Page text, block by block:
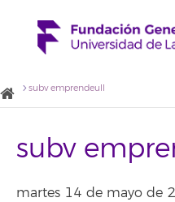
subv emprendeull
subv
martes 14 de mayo de